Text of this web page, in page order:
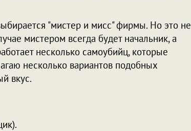
"мистер и мисс" фирмы. Но это не
мистером всегда будет начальник, а
несколько самоубийц, которые
несколько вариантов подобных
вкус.